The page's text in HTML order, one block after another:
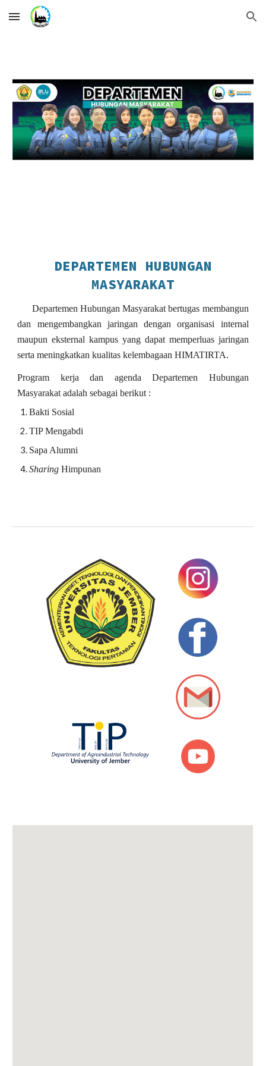
Skip to main content Skip to navigation
DEPARTEMEN HUBUNGAN
MASYARAKAT
DepartemenHubunganMasyarakat bertugas membangun
dan mengembangkan jaringan dengan organisasi internal
maupun eksternal kampus yang dapat memperluas jaringan
serta meningkatkan kualitas kelembagaan HIMATIRTA.
Program kerja dan agenda Departemen Hubungan
Masyarakat adalah sebagai berikut :
Bakti Sosial
TIP Mengabdi
Sapa Alumni
Sharing Himpunan